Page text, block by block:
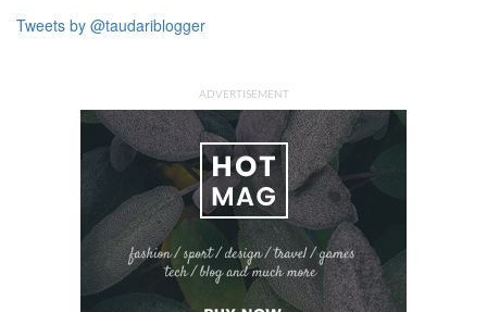
Tweets by @taudariblogger
ADVERTISEMENT